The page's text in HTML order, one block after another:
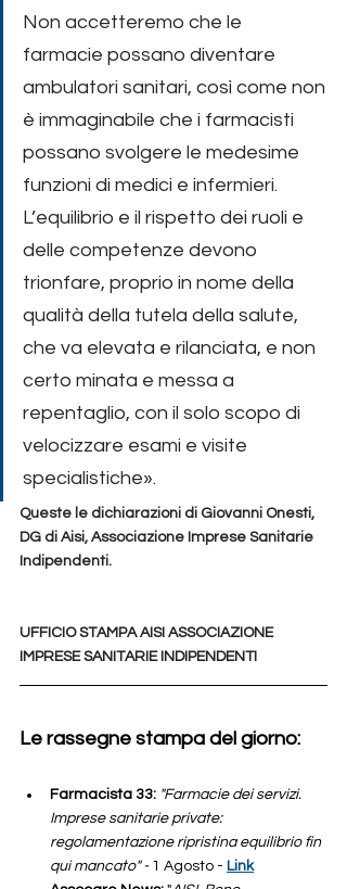
Non accetteremo che le
farmacie possano diventare
ambulatori sanitari, così come non
è immaginabile che i farmacisti
possano svolgere le medesime
funzioni di medici e infermieri.
L’equilibrio e il rispetto dei ruoli e
delle competenze devono
trionfare, proprio in nome della
qualità della tutela della salute,
che va elevata e rilanciata, e non
certo minata e messa a
repentaglio, con il solo scopo di
velocizzare esami e visite
specialistiche».
Queste le dichiarazioni di Giovanni Onesti,
DG di Aisi, Associazione Imprese Sanitarie
Indipendenti.
UFFICIO STAMPA AISI ASSOCIAZIONE
IMPRESE SANITARIE INDIPENDENTI
Le rassegne stampa del giorno:
Farmacista 33: "Farmacie dei servizi.
Imprese sanitarie private:
regolamentazione ripristina equilibrio fin
qui mancato" - 1 Agosto - Link